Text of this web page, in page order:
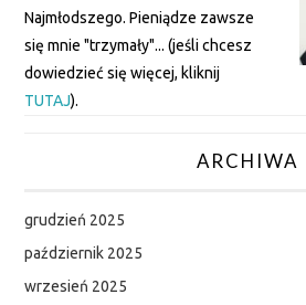
Najmłodszego. Pieniądze zawsze
się mnie "trzymały"... (jeśli chcesz
dowiedzieć się więcej, kliknij
TUTAJ).
ARCHIWA
grudzień 2025
październik 2025
wrzesień 2025